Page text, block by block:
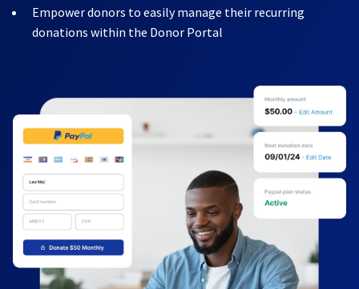
Empower donors to easily manage their recurring
donations within the Donor Portal